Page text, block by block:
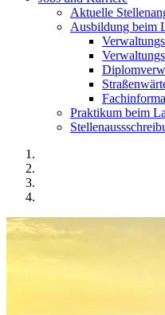
Aktuelle
Ausbildung beim
Praktikum beim